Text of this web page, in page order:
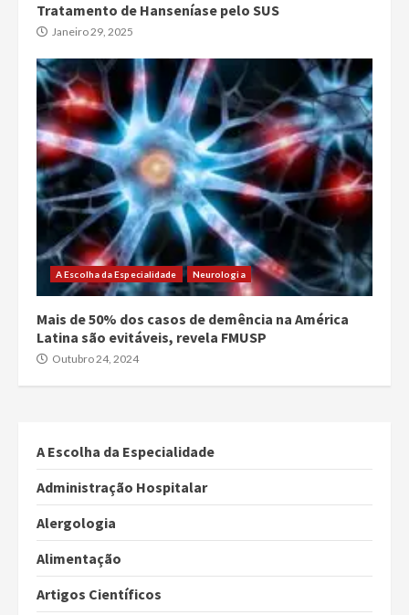
Tratamento de Hanseníase pelo SUS
Janeiro 29, 2025
A Escolha da Especialidade Neurologia
Mais de 50% dos casos de demência na América
Latina são evitáveis, revela FMUSP
Outubro 24, 2024
A Escolha da Especialidade
Administração Hospitalar
Alergologia
Alimentação
Artigos Científicos